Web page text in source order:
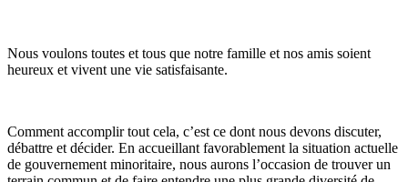
Nous voulons toutes et tous que notre famille et nos amis soient
heureux et vivent une vie satisfaisante.
Comment accomplir tout cela, c’est ce dont nous devons discuter,
débattre et décider. En accueillant favorablement la situation actuelle
de gouvernement minoritaire, nous aurons l’occasion de trouver un